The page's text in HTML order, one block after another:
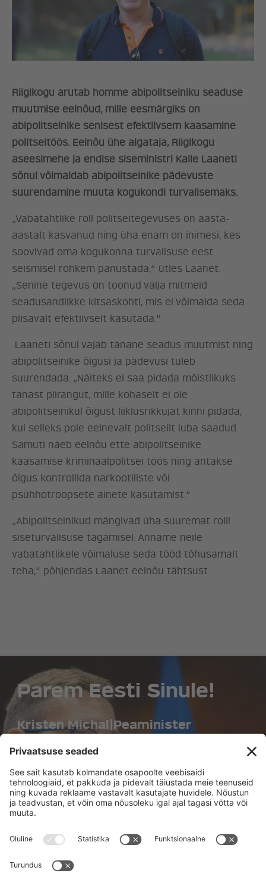
ERAKOND
UUDISED
LÖÖ KAASA
KONTAKT
Riigikogu arutab homme abipolitseiniku seaduse
muutmise eelnõud, mille eesmärgiks on
abipolitseinike senisest efektiivsem kaasamine
politseitöös. Eelnõu ühe algataja, Riigikogu
aseesimehe ja endise siseministri Kalle Laaneti
sõnul võimaldab abipolitseinike pädevuste
suurendamine muuta kogukondi turvalisemaks.
„Vabatahtlike roll politseitegevuses on aasta-
aastalt kasvanud ning üha enam on inimesi, kes
soovivad oma kogukonna turvalisuse eest
seismisel rohkem panustada,“ ütles Laanet.
„Senine tegevus on toonud välja mitmeid
seadusandlikke kitsaskohti, mis ei võimalda seda
piisavalt efektiivselt kasutada.“
Laaneti sõnul vajab tänane seadus muutmist ning
abipolitseinike õigusi ja pädevusi tuleb
suurendada. „Näiteks ei saa pidada mõistlikuks
tänast piirangut, mille kohaselt ei ole
abipolitseinikul õigust liiklusrikkujat kinni pidada,
kui selleks pole eelnevalt politseilt luba saadud.
Samuti näeb eelnõu ette abipolitseinike
kaasamise kriminaalpolitsei töös ning antakse
õigus kontrollida narkootiliste või
psühhotroopsete ainete kasutamist.“
„Abipolitseinikud mängivad üha suuremat rolli
siseturvalisuse tagamisel. Anname neile
vabatahtlikele võimaluse seda tööd tõhusamalt
teha,“ põhjendas Laanet eelnõu tähtsust.
Parem Eesti Sinule!
Kristen Michal Peaminister